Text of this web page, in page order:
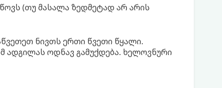
(თუ მასალა ზედმეტად არ არის
ნივთს ერთი წვეთი წყალი.
ადგილას ოდნავ გამუქდება. ხელოვნური